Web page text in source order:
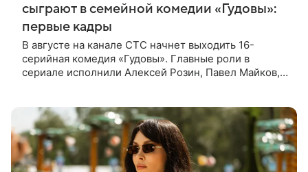
сыграют в семейной комедии «Гудовы»:
первые кадры
В августе на канале СТС начнет выходить 16-
серийная комедия «Гудовы». Главные роли в
сериале исполнили Алексей Розин, Павел Майков,